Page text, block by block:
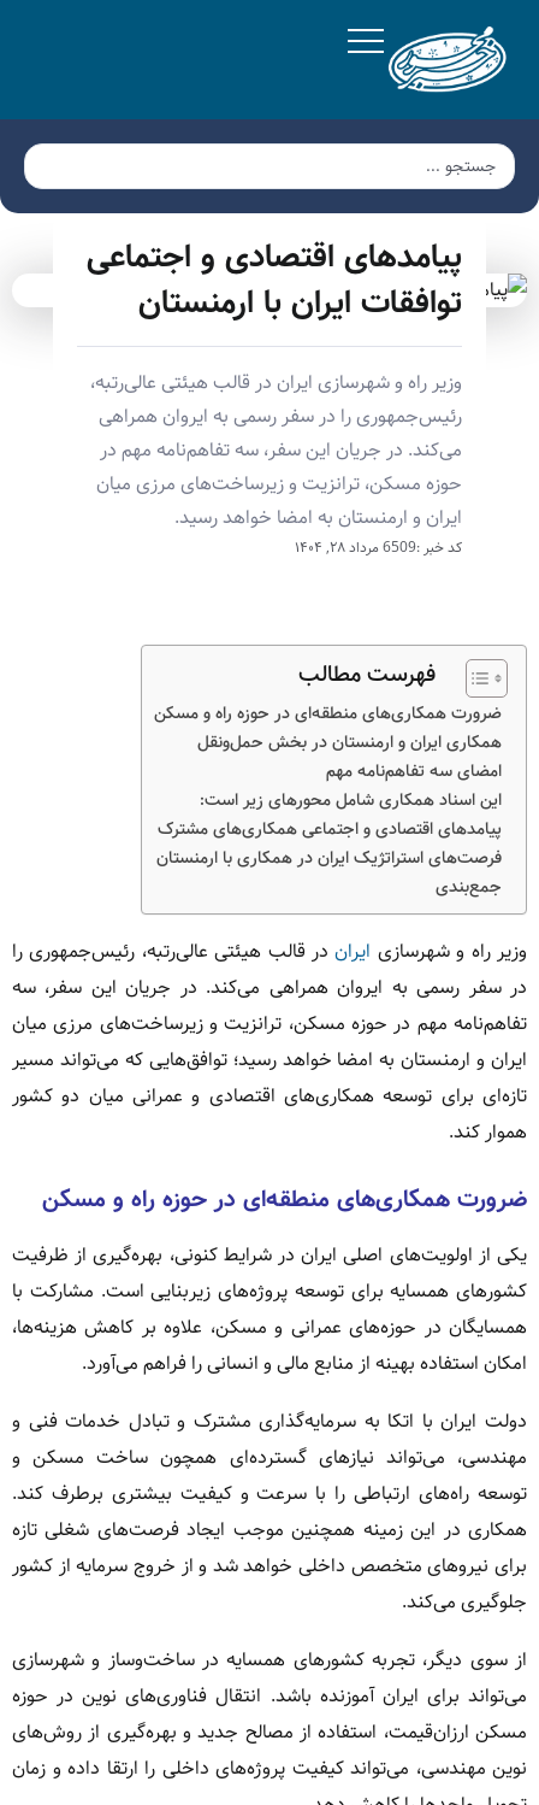
پیامدهای اقتصادی و اجتماعی
توافقات ایران با ارمنستان
وزیر راه و شهرسازی ایران در قالب هیئتی عالی‌رتبه،
رئیس‌جمهوری را در سفر رسمی به ایروان همراهی
می‌کند. در جریان این سفر، سه تفاهم‌نامه مهم در
حوزه مسکن، ترانزیت و زیرساخت‌های مرزی میان
ایران و ارمنستان به امضا خواهد رسید.
کد خبر :6509 مرداد ۲۸, ۱۴۰۴
فهرست مطالب
ضرورت همکاری‌های منطقه‌ای در حوزه راه و مسکن
همکاری ایران و ارمنستان در بخش حمل‌ونقل
امضای سه تفاهم‌نامه مهم
این اسناد همکاری شامل محورهای زیر است:
پیامدهای اقتصادی و اجتماعی همکاری‌های مشترک
فرصت‌های استراتژیک ایران در همکاری با ارمنستان
جمع‌بندی
وزیر راه و شهرسازی ایراندر قالب هیئتی عالی‌رتبه، رئیس‌جمهوری را
در سفر رسمی به ایروان همراهی می‌کند. در جریان این سفر، سه
تفاهم‌نامه مهم در حوزه مسکن، ترانزیت و زیرساخت‌های مرزی میان
ایران و ارمنستان به امضا خواهد رسید؛ توافق‌هایی که می‌تواند مسیر
تازه‌ای برای توسعه همکاری‌های اقتصادی و عمرانی میان دو کشور
هموار کند.
ضرورت همکاری‌های منطقه‌ای در حوزه راه و مسکن
یکی از اولویت‌های اصلی ایران در شرایط کنونی، بهره‌گیری از ظرفیت
کشورهای همسایه برای توسعه پروژه‌های زیربنایی است. مشارکت با
همسایگان در حوزه‌های عمرانی و مسکن، علاوه بر کاهش هزینه‌ها،
امکان استفاده بهینه از منابع مالی و انسانی را فراهم می‌آورد.
دولت ایران با اتکا به سرمایه‌گذاری مشترک و تبادل خدمات فنی و
مهندسی، می‌تواند نیازهای گسترده‌ای همچون ساخت مسکن و
توسعه راه‌های ارتباطی را با سرعت و کیفیت بیشتری برطرف کند.
همکاری در این زمینه همچنین موجب ایجاد فرصت‌های شغلی تازه
برای نیروهای متخصص داخلی خواهد شد و از خروج سرمایه از کشور
جلوگیری می‌کند.
از سوی دیگر، تجربه کشورهای همسایه در ساخت‌وساز و شهرسازی
می‌تواند برای ایران آموزنده باشد. انتقال فناوری‌های نوین در حوزه
مسکن ارزان‌قیمت، استفاده از مصالح جدید و بهره‌گیری از روش‌های
نوین مهندسی، می‌تواند کیفیت پروژه‌های داخلی را ارتقا داده و زمان